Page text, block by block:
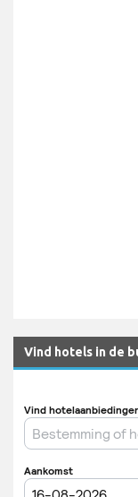
Vind hotels in de